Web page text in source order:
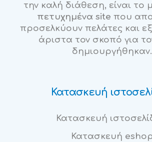
την καλή διάθεση, είναι το
πετυχημένα site που
προσελκύουν πελάτες και
άριστα τον σκοπό για
δημιουργήθηκαν.
Κατασκευή
Κατασκευή
Κατασκευή